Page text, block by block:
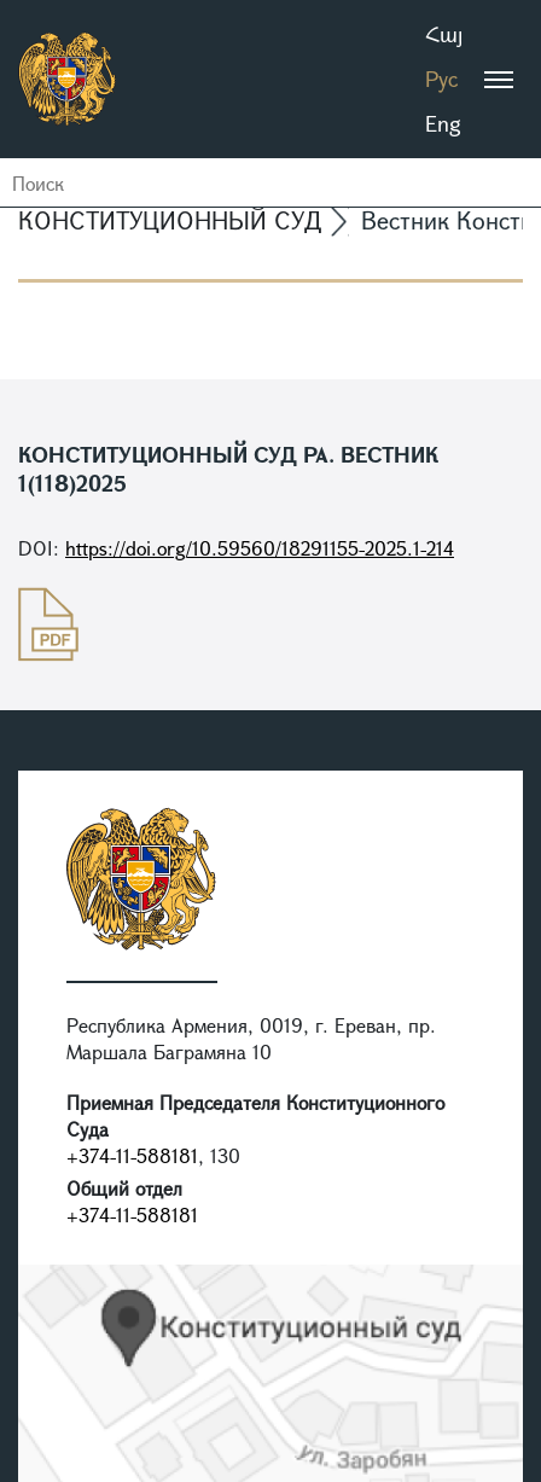
Հայ
Рус
Eng
КОНСТИТУЦИОННЫЙ СУД Вестник
КОНСТИТУЦИОННЫЙ СУД РА. ВЕСТНИК
1(118)2025
DOI: https://doi.org/10.59560/18291155-2025.1-214
Республика Армения, 0019, г. Ереван, пр.
Маршала Баграмяна 10
Приемная Председателя Конституционного
Суда
+374-11-588181, 130
Общий отдел
+374-11-588181